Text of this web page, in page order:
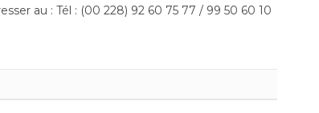
au : Tél : (00 228) 92 60 75 77 / 99 50 60 10